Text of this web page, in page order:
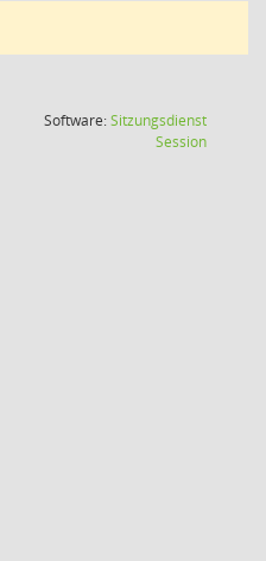
Software:Sitzungsdienst
Session(Wird in